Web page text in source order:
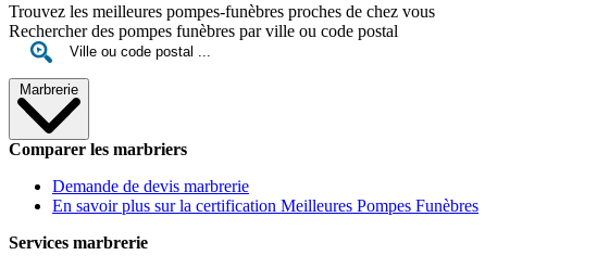
Trouvez les meilleures pompes-funèbres proches de chez vous
Rechercher des pompes funèbres par ville ou code postal
Marbrerie
Comparer les marbriers
Demande de devis marbrerie
En savoir plus sur la certification Meilleures Pompes Funèbres
Services marbrerie